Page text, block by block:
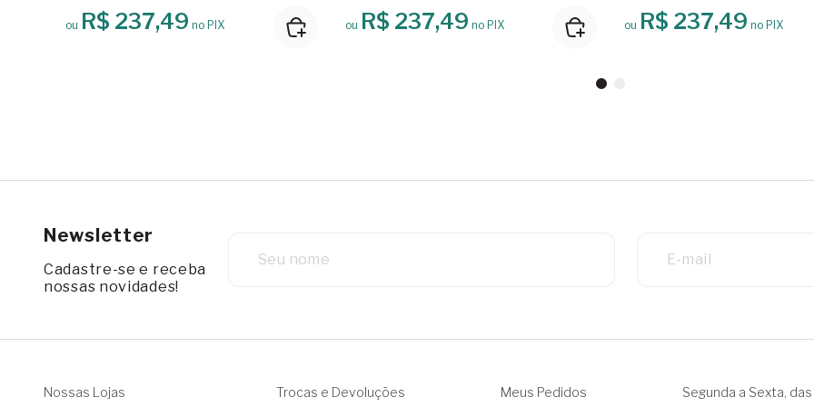
ou R$ 237,49 no PIX ou R$ 237,49 no PIX ou R$ 237,49 no PIX
Newsletter
Cadastre-se e receba
nossas novidades!
Nossas Lojas Trocas e Devoluções Meus Pedidos Segunda a Sexta, das